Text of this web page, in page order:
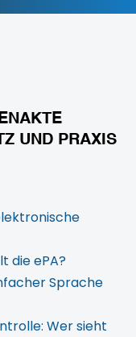
UND PRAXIS
die ePA?
Sprache
Wer sieht